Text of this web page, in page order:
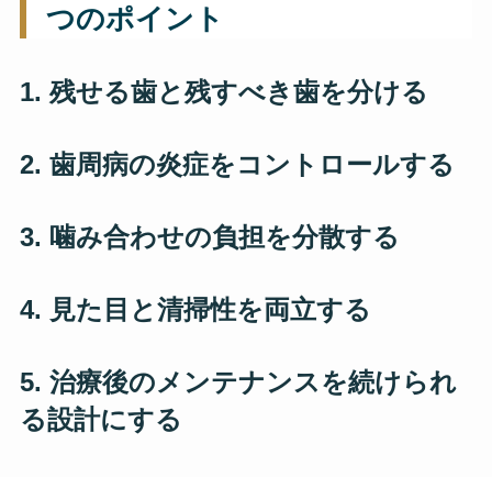
つのポイント
1. 残せる歯と残すべき歯を分ける
2. 歯周病の炎症をコントロールする
3. 噛み合わせの負担を分散する
4. 見た目と清掃性を両立する
5. 治療後のメンテナンスを続けられ
る設計にする